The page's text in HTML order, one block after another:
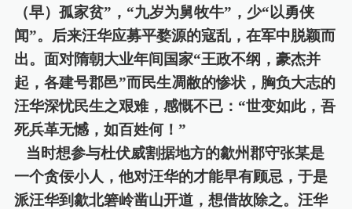
（早）孤家贫”，“九岁为舅牧牛”，少“以勇侠
闻”。后来汪华应募平婺源的寇乱，在军中脱颖而
出。面对隋朝大业年间国家“王政不纲，豪杰并
起，各建号郡邑”而民生凋敝的惨状，胸负大志的
汪华深忧民生之艰难，感慨不已：“世变如此，吾
死兵革无憾，如百姓何！”
当时想参与杜伏威割据地方的歙州郡守张某是
一个贪佞小人，他对汪华的才能早有顾忌，于是
派汪华到歙北箬岭凿山开道，想借故除之。汪华